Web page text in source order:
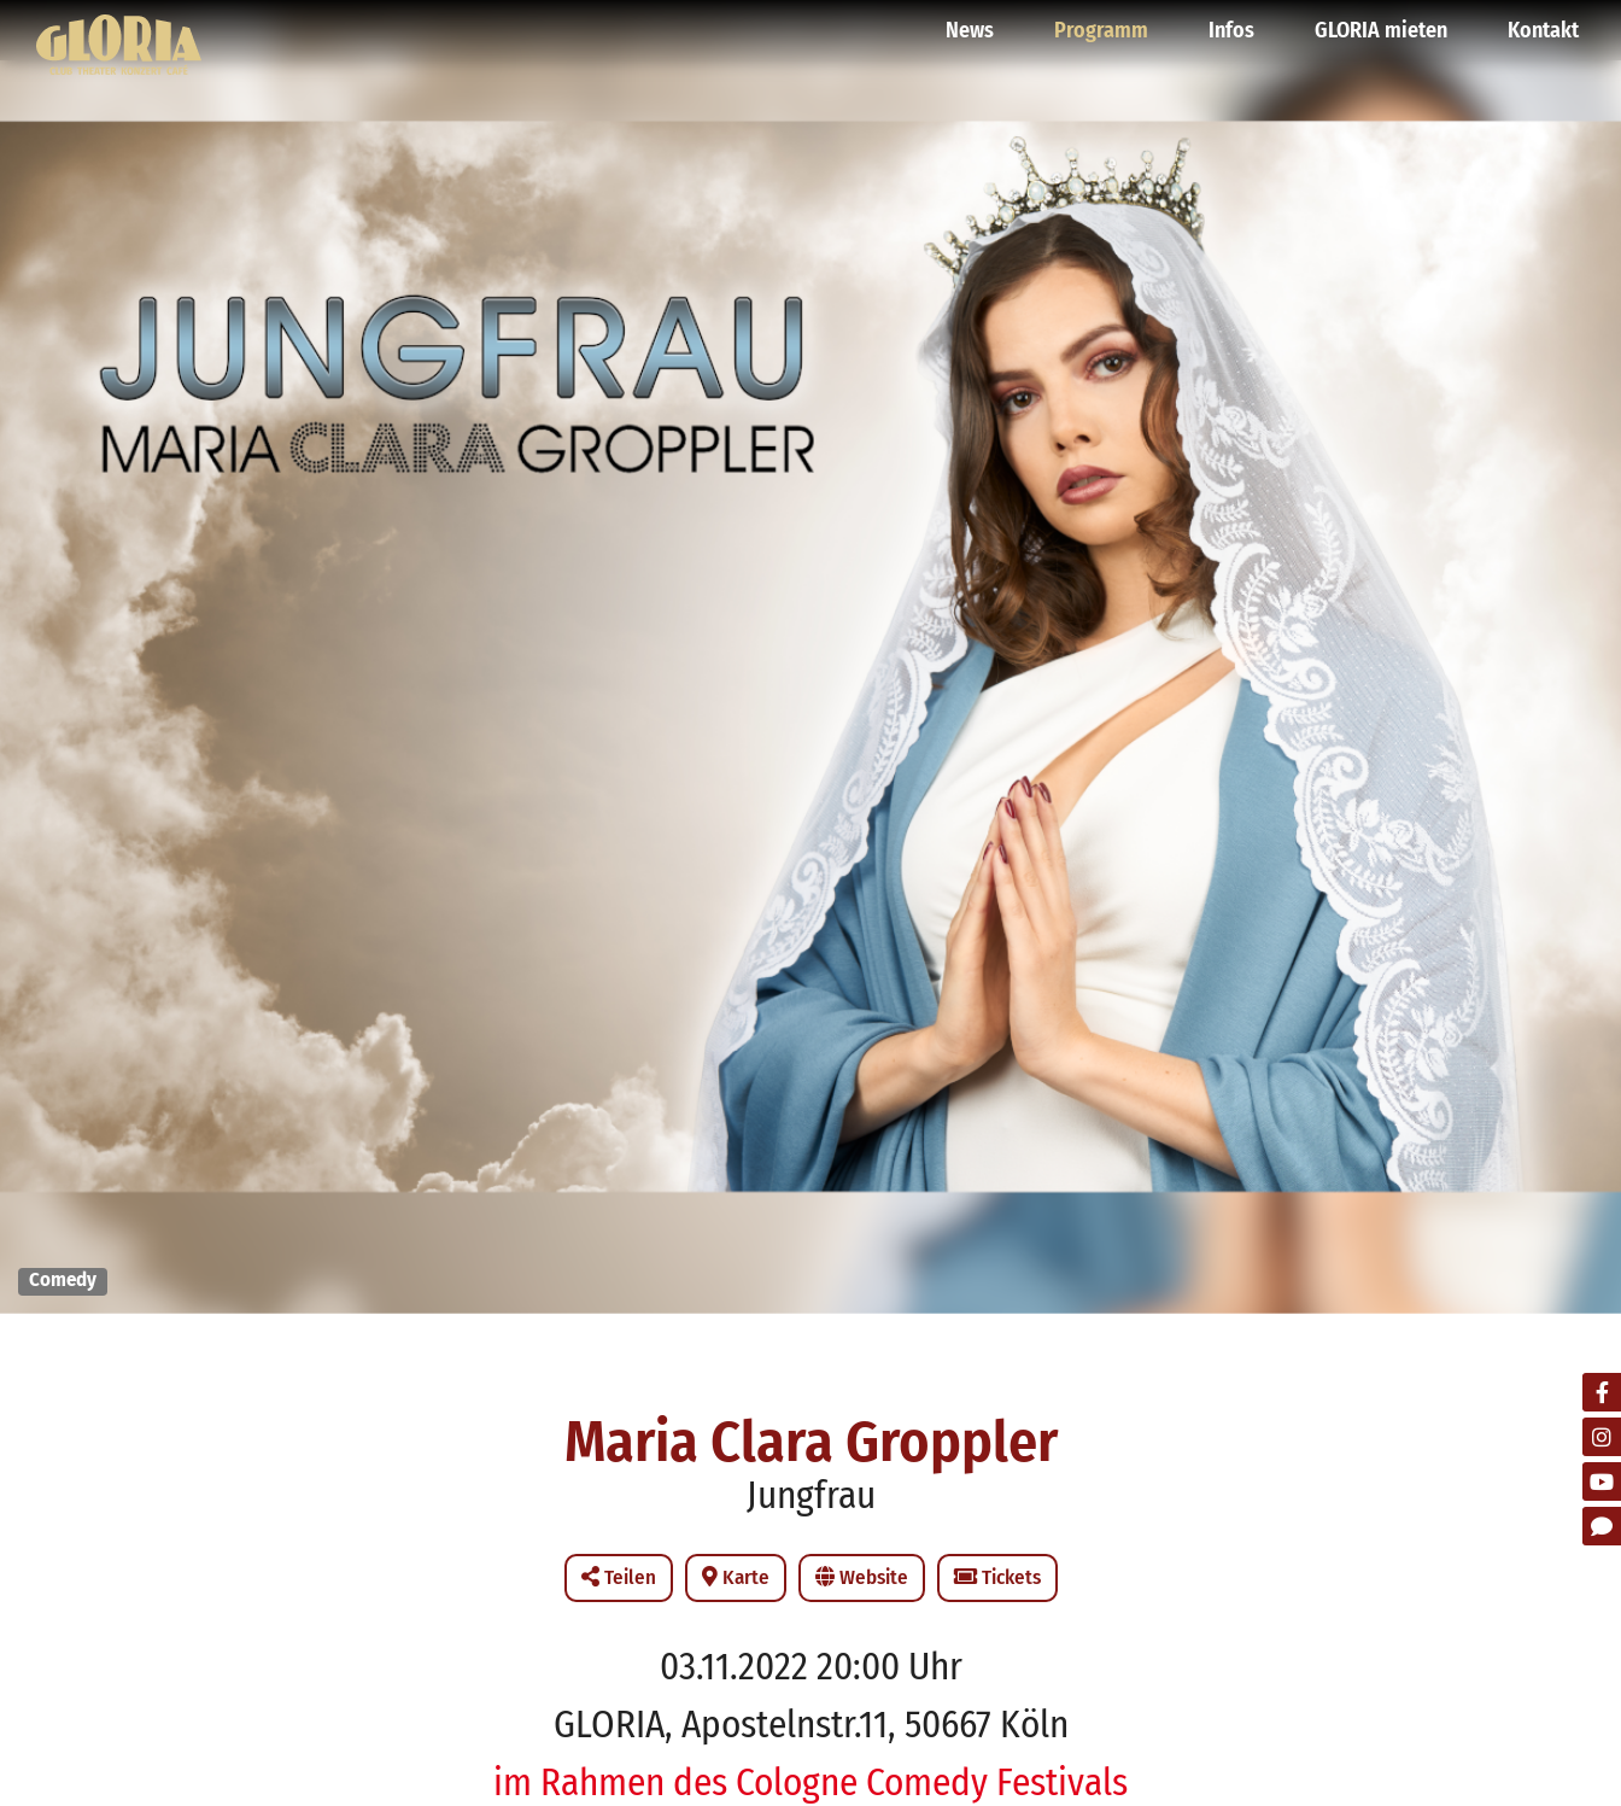
News Programm Infos GLORIA mieten Kontakt
Comedy
Maria Clara Groppler
Jungfrau
Teilen Karte Website Tickets
03.11.2022 20:00 Uhr
GLORIA, Apostelnstr.11, 50667 Köln
im Rahmen des Cologne Comedy Festivals